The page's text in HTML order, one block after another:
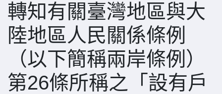
轉知有關臺灣地區與大
陸地區人民關係條例
（以下簡稱兩岸條例）
第26條所稱之「設有戶